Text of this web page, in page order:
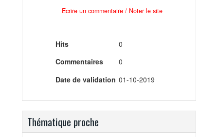
Ecrire un commentaire / Noter le site
Hits
0
Commentaires
0
Date de validation 01-10-2019
Thématique proche